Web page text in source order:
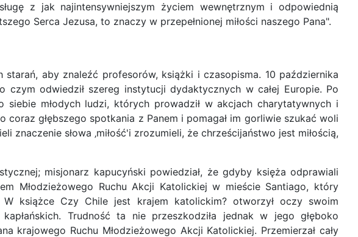
z jak najintensywniejszym życiem wewnętrznym i odpowiednią
Serca Jezusa, to znaczy w przepełnionej miłości naszego Pana".
starań, aby znaleźć profesorów, książki i czasopisma. 10 października
odwiedził szereg instytucji dydaktycznych w całej Europie. Po
młodych ludzi, których prowadził w akcjach charytatywnych i
coraz głębszego spotkania z Panem i pomagał im gorliwie szukać woli
słowa ‚miłość'i zrozumieli, że chrześcijaństwo jest miłością,
misjonarz kapucyński powiedział, że gdyby księża odprawiali
Młodzieżowego Ruchu Akcji Katolickiej w mieście Santiago, który
W książce Czy Chile jest krajem katolickim? otworzył oczy swoim
Trudność ta nie przeszkodziła jednak w jego głęboko
krajowego Ruchu Młodzieżowego Akcji Katolickiej. Przemierzał cały